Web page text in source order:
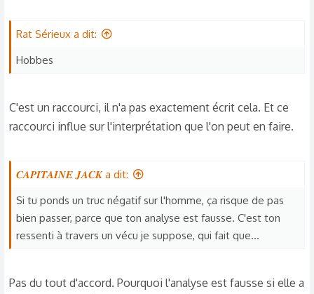
n
:
Rat Sérieux a dit:
Hobbes
C'est un raccourci, il n'a pas exactement écrit cela. Et ce
raccourci influe sur l'interprétation que l'on peut en faire.
𝑪𝑨𝑷𝑰𝑻𝑨𝑰𝑵𝑬 𝑱𝑨𝑪𝑲 a dit:
Si tu ponds un truc négatif sur l'homme, ça risque de pas
bien passer, parce que ton analyse est fausse. C'est ton
ressenti à travers un vécu je suppose, qui fait que...
Pas du tout d'accord. Pourquoi l'analyse est fausse si elle a